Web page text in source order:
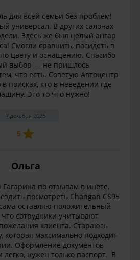
для всей семьи без проблем!
универсал. В других салонах
Здесь же был целый ангар
Смогли сравнить, посидеть в
цвету и оснащению. Спасибо
выбор — не пришлось
что есть. Советую Автоцентр
поисках, кто в неведении где
Это то что нужно!
7 декабря 2025
5
Ольга
по отзывам в инете,
посмотреть Changan CS95
оставляю положительный
что сотрудники учитывают
клиента. Стараюсь
которая максимально подходит
Оформление документов
легко, нужен только паспорт. В